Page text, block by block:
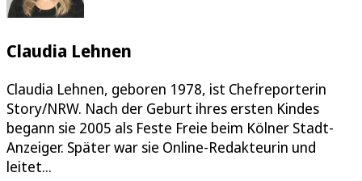
Claudia Lehnen
Claudia Lehnen, geboren 1978, ist Chefreporterin
Story/NRW. Nach der Geburt ihres ersten Kindes
begann sie 2005 als Feste Freie beim Kölner Stadt-
Anzeiger. Später war sie Online-Redakteurin und
leitet...